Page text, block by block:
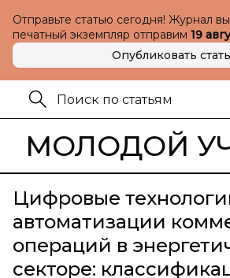
Отправьте статью сегодня! Журнал
печатный экземпляр отправим 19
Опубликовать
МОЛОДОЙ
Цифровые
автоматизации
операций в
секторе: